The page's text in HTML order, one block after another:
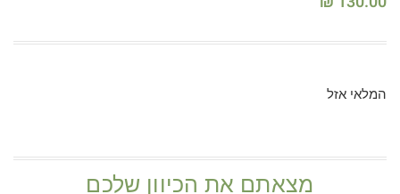
המלאי אזל
מצאתם את הכיוון שלכם